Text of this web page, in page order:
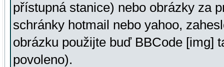
přístupná stanice) nebo obrázky za
schránky hotmail nebo yahoo,
obrázku použijte buď BBCode [img]
povoleno).